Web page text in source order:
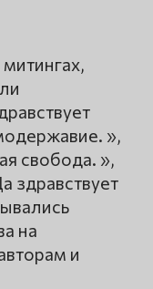
»,
свобода. »,
здравствует
на
и